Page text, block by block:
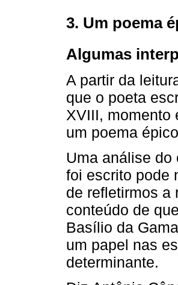
3. Um poema
Algumas
A partir da
que o poeta
XVIII, momento
um poema
Uma análise
foi escrito pode
de refletirmos a
conteúdo de
Basílio da
um papel nas
determinante.